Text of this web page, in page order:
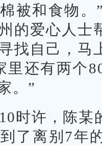
被和食物。
的爱心人士
找自己，马
里还有两个
。”
时许，陈
了离别7年